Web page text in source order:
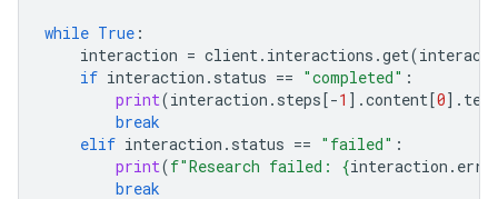
while True :
interaction = client. interactions .get(
if interaction . status == "completed" :
print(interaction . steps[-1 ] .content[0] . text
break
elif interaction . status == "failed" :
print(f"Research failed: {interaction .
break